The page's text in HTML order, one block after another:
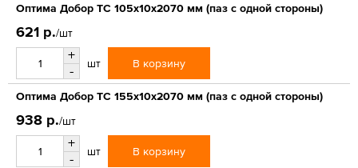
Оптима Добор ТС 105х10х2070 мм (паз с одной стороны)
621 р./шт
+
-
шт В корзину
Оптима Добор ТС 155х10х2070 мм (паз с одной стороны)
938 р./шт
+
-
шт В корзину